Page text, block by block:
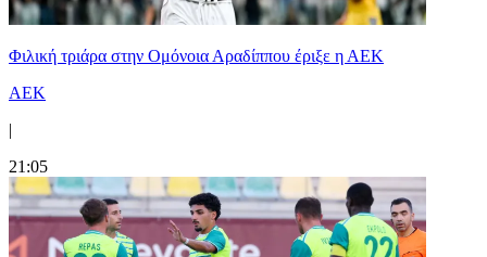
Φιλική τριάρα στην Ομόνοια Αραδίππου έριξε η ΑΕΚ
ΑΕΚ
|
21:05